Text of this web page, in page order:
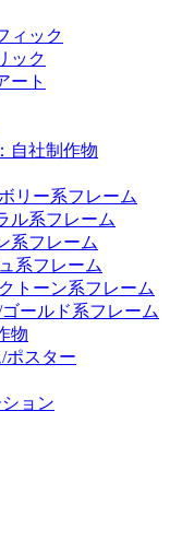
ィック
ック
ート
自社制作物
リー系フレーム
ル系フレーム
系フレーム
系フレーム
トーン系フレーム
ールド系フレーム
物
スター
ョン